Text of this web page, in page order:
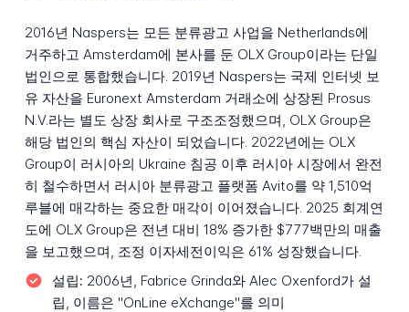
2016년 Naspers는 모든 분류광고 사업을 Netherlands에
거주하고 Amsterdam에 본사를 둔 OLX Group이라는 단일
법인으로 통합했습니다. 2019년 Naspers는 국제 인터넷 보
유 자산을 Euronext Amsterdam 거래소에 상장된 Prosus
N.V.라는 별도 상장 회사로 구조조정했으며, OLX Group은
해당 법인의 핵심 자산이 되었습니다. 2022년에는 OLX
Group이 러시아의 Ukraine 침공 이후 러시아 시장에서 완전
히 철수하면서 러시아 분류광고 플랫폼 Avito를 약 1,510억
루블에 매각하는 중요한 매각이 이어졌습니다. 2025 회계연
도에 OLX Group은 전년 대비 18% 증가한 $777백만의 매출
을 보고했으며, 조정 이자세전이익은 61% 성장했습니다.
설립: 2006년, Fabrice Grinda와 Alec Oxenford가 설
립, 이름은 "OnLine eXchange"를 의미